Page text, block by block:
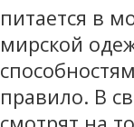
питается в
мирской
правило. В